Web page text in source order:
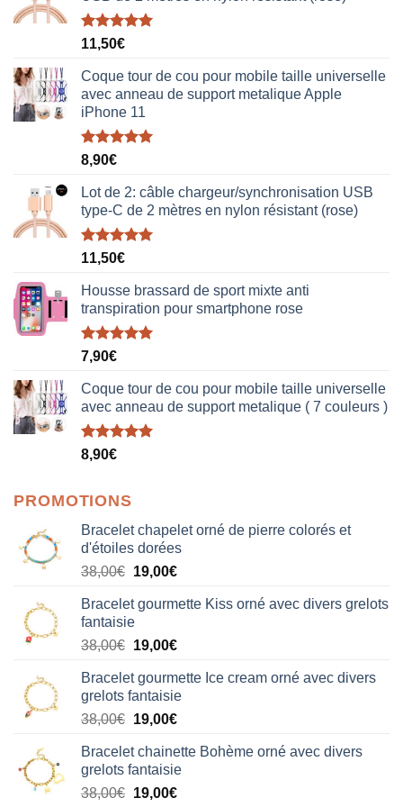
Note5.00
sur 5
11,50€
Coque tour de cou pour mobile taille universelle
avec anneau de support metalique Apple
iPhone 11
Note5.00
sur 5
8,90€
Lot de 2: câble chargeur/synchronisation USB
type-C de 2 mètres en nylon résistant (rose)
Note5.00
sur 5
11,50€
Housse brassard de sport mixte anti
transpiration pour smartphone rose
Note5.00
sur 5
7,90€
Coque tour de cou pour mobile taille universelle
avec anneau de support metalique ( 7 couleurs )
Note5.00
sur 5
8,90€
PROMOTIONS
Bracelet chapelet orné de pierre colorés et
d'étoiles dorées
38,00€ Le
initial
était :
38,00€.
19,00€Le
actuel
19,00€.
Bracelet gourmette Kiss orné avec divers grelots
fantaisie
38,00€ Le
initial
était :
38,00€.
19,00€Le
actuel
est :
19,00€.
Bracelet gourmette Ice cream orné avec divers
grelots fantaisie
38,00€ Le
initial
était :
38,00€.
19,00€Le
actuel
est :
19,00€.
Bracelet chainette Bohème orné avec divers
grelots fantaisie
38,00€ Le
19,00€Le